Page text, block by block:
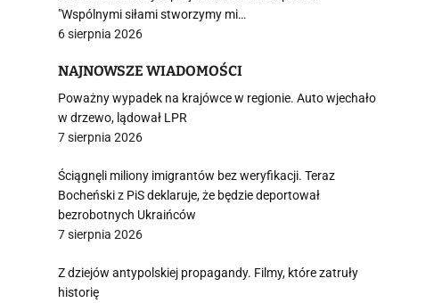
"Wspólnymi siłami stworzymy mi…
6 sierpnia 2026
NAJNOWSZE WIADOMOŚCI
Poważny wypadek na krajówce w regionie. Auto wjechało
w drzewo, lądował LPR
7 sierpnia 2026
Ściągnęli miliony imigrantów bez weryfikacji. Teraz
Bocheński z PiS deklaruje, że będzie deportował
bezrobotnych Ukraińców
7 sierpnia 2026
Z dziejów antypolskiej propagandy. Filmy, które zatruły
historię